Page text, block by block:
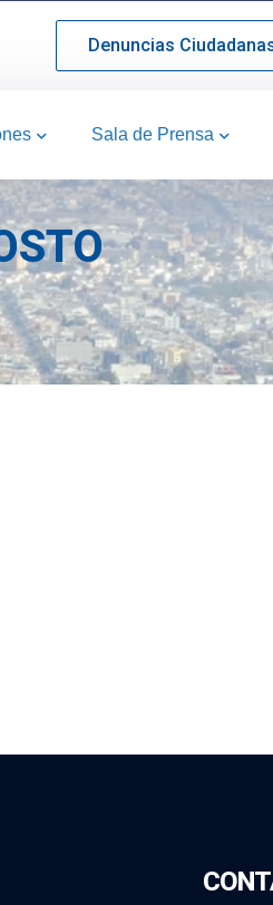
Denuncias
Sala de Prensa